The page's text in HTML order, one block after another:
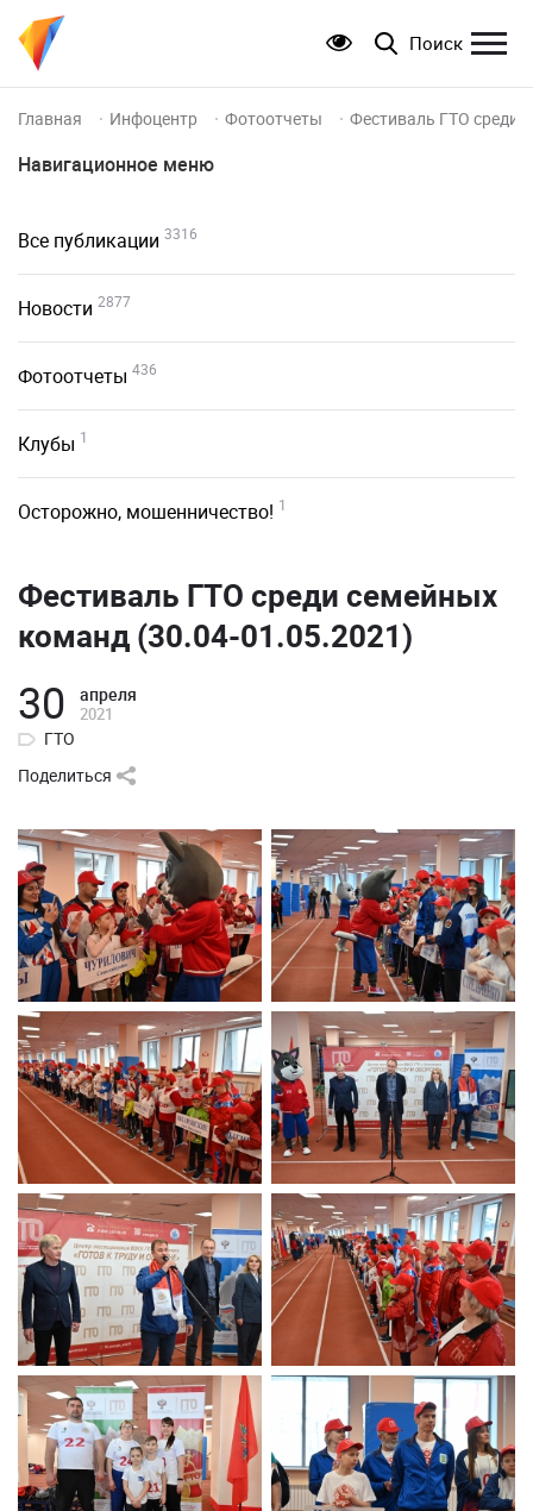
Поиск
Главная Инфоцентр Фотоотчеты Фестиваль ГТО среди
Навигационное меню
Все публикации 3316
Новости 2877
Фотоотчеты 436
Клубы 1
Осторожно, мошенничество! 1
Фестиваль ГТО среди семейных
команд (30.04-01.05.2021)
30 апреля
2021
ГТО
Поделиться